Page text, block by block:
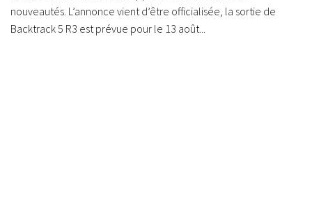
nouveautés. L’annonce vient d’être officialisée, la sortie de
Backtrack 5 R3 est prévue pour le 13 août...